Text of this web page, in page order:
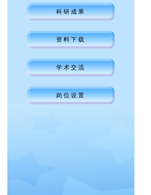
科研成果
资料下载
学术交流
岗位设置